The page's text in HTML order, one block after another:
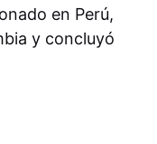
en Perú,
y concluyó